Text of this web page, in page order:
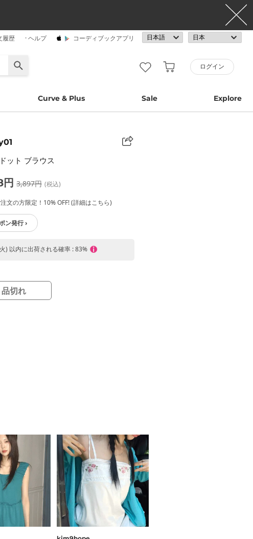
履歴 · ヘルプ コーディブックアプリ
ログイン
Curve & Plus Sale Explore
ット ブラウス
3,897円 (税込)
文の方限定！10% OFF! (詳細はこちら)
ン発行 ›
) 以内に出荷される確率 : 83%
品切れ